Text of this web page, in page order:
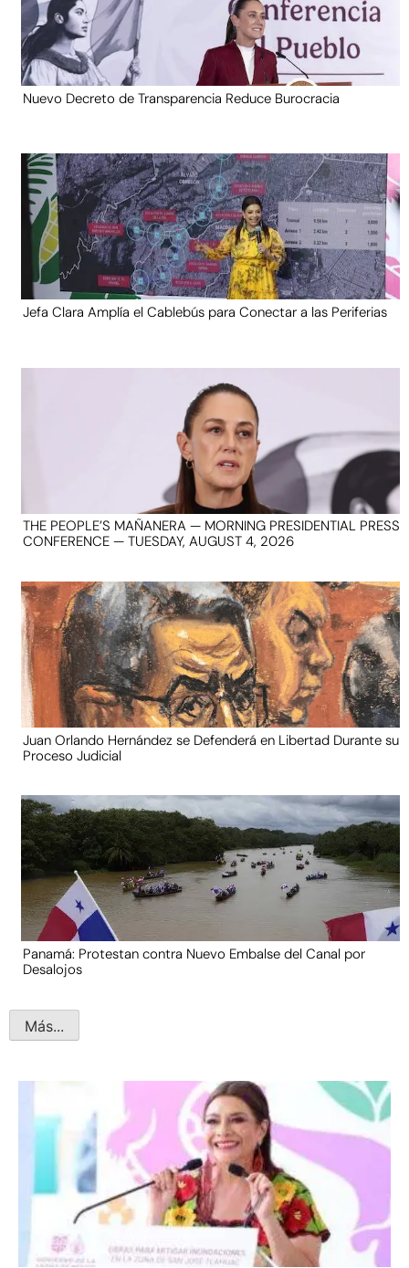
Nuevo Decreto de Transparencia Reduce Burocracia
Jefa Clara Amplía el Cablebús para Conectar a las Periferias
THE PEOPLE’S MAÑANERA — MORNING PRESIDENTIAL PRESS
CONFERENCE — TUESDAY, AUGUST 4, 2026
Juan Orlando Hernández se Defenderá en Libertad Durante su
Proceso Judicial
Panamá: Protestan contra Nuevo Embalse del Canal por
Desalojos
Más...